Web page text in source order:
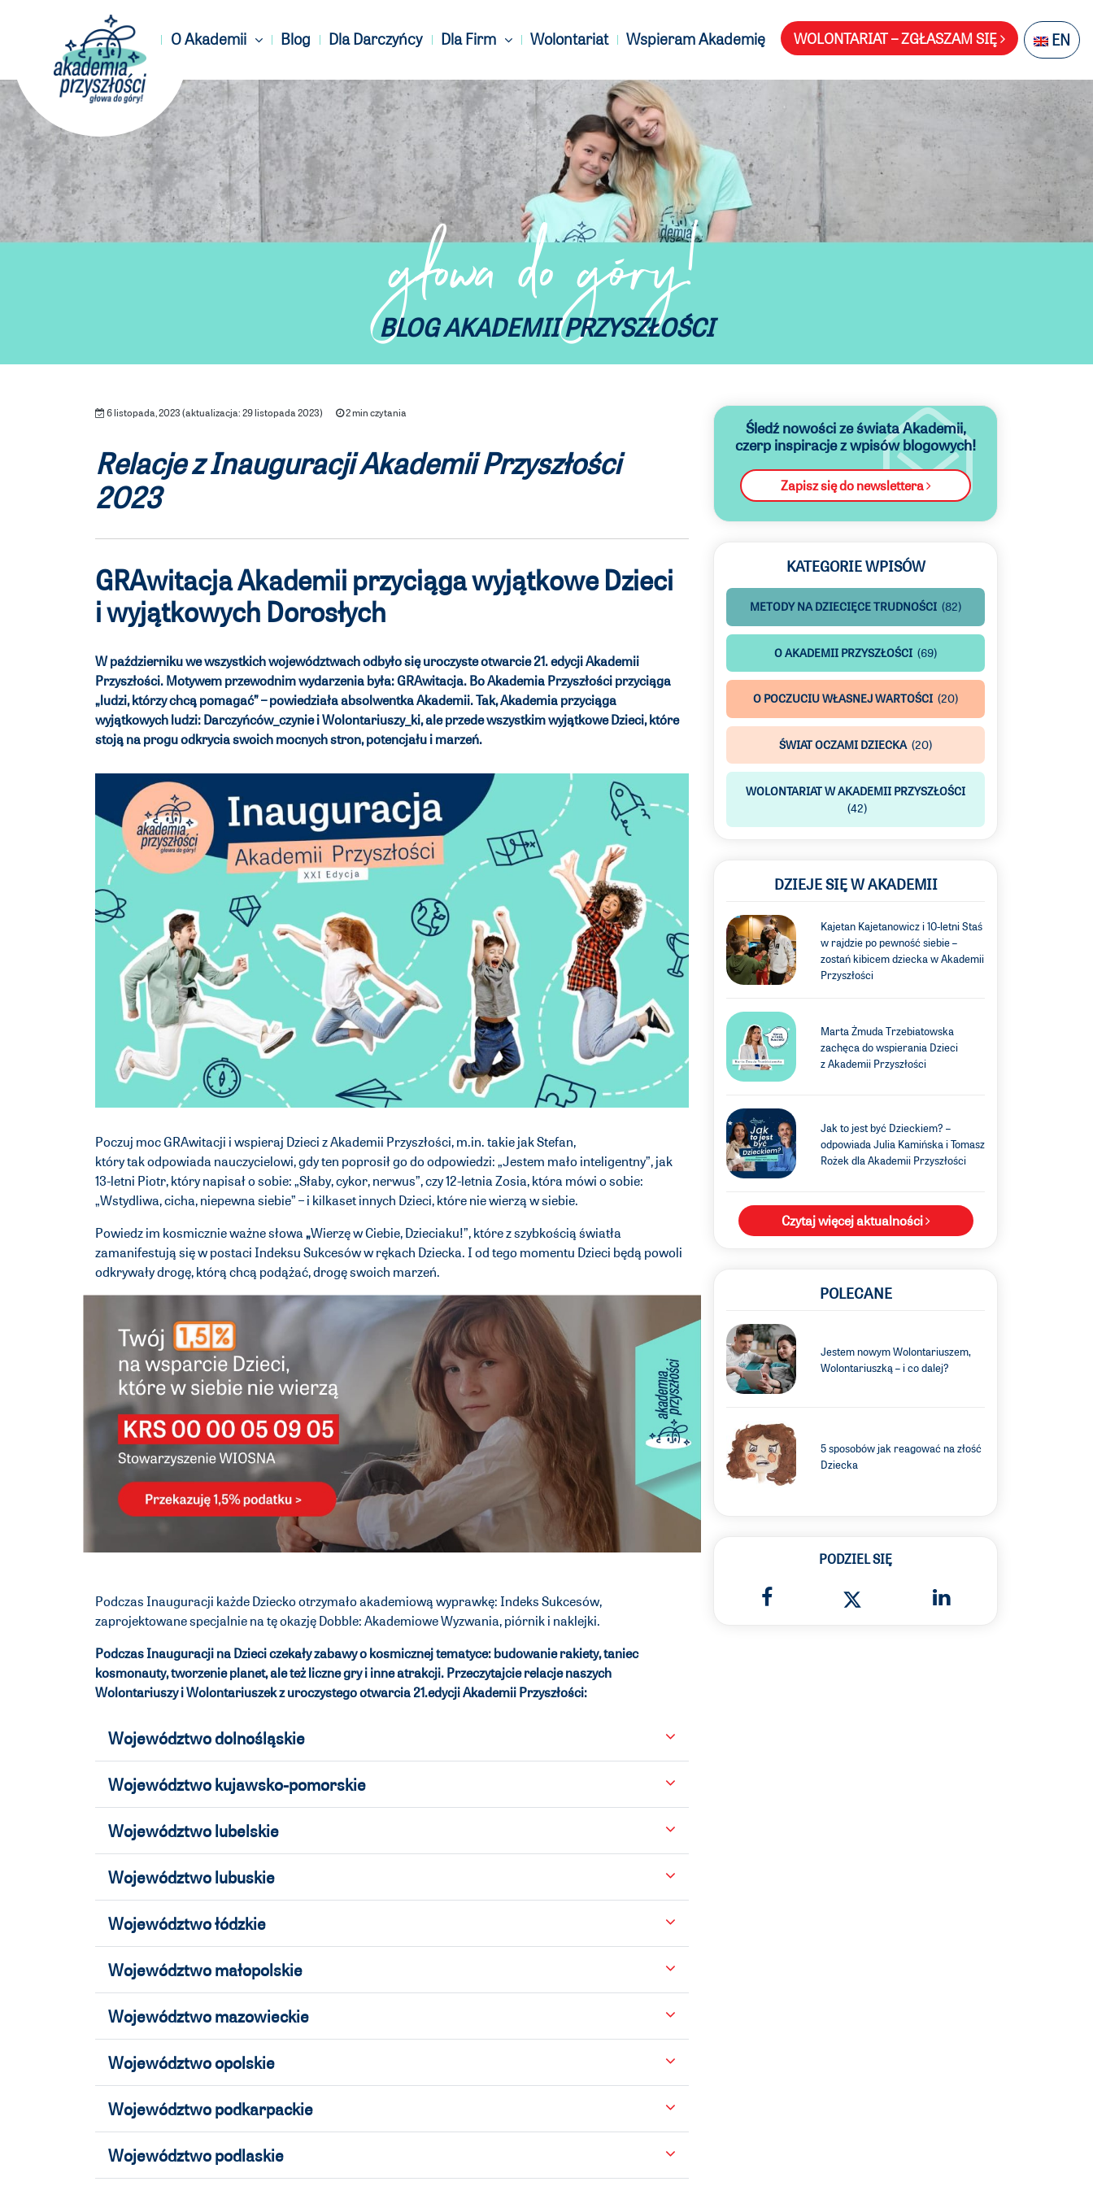
O Akademii Blog Dla Darczyńcy Dla Firm Wolontariat Wspieram Akademię WOLONTARIAT – ZGŁASZAM SIĘ EN
głowa do góry!
BLOG AKADEMII PRZYSZŁOŚCI
6 listopada, 2023 (aktualizacja: 29 listopada 2023) 2 min czytania
Relacje z Inauguracji Akademii Przyszłości
2023
GRAwitacja Akademii przyciąga wyjątkowe Dzieci
i wyjątkowych Dorosłych
W październiku we wszystkich województwach odbyło się uroczyste otwarcie 21. edycji Akademii
Przyszłości. Motywem przewodnim wydarzenia była: GRAwitacja. Bo Akademia Przyszłości przyciąga
„ludzi, którzy chcą pomagać” – powiedziała absolwentka Akademii. Tak, Akademia przyciąga
wyjątkowych ludzi: Darczyńców_czynie i Wolontariuszy_ki, ale przede wszystkim wyjątkowe Dzieci, które
stoją na progu odkrycia swoich mocnych stron, potencjału i marzeń.
Poczuj moc GRAwitacji i wspieraj Dzieci z Akademii Przyszłości, m.in. takie jak Stefan,
który tak odpowiada nauczycielowi, gdy ten poprosił go do odpowiedzi: „Jestem mało inteligentny”, jak
13-letni Piotr, który napisał o sobie: „Słaby, cykor, nerwus”, czy 12-letnia Zosia, która mówi o sobie:
„Wstydliwa, cicha, niepewna siebie” – i kilkaset innych Dzieci, które nie wierzą w siebie.
Powiedz im kosmicznie ważne słowa„Wierzę w Ciebie, Dzieciaku!”, które z szybkością światła
zamanifestują się w postaci Indeksu Sukcesów w rękach Dziecka. I od tego momentu Dzieci będą powoli
odkrywały drogę, którą chcą podążać, drogę swoich marzeń.
Podczas Inauguracji każde Dziecko otrzymało akademiową wyprawkę: Indeks Sukcesów,
zaprojektowane specjalnie na tę okazję Dobble: Akademiowe Wyzwania, piórnik i naklejki.
Podczas Inauguracji na Dzieci czekały zabawy o kosmicznej tematyce: budowanie rakiety, taniec
kosmonauty, tworzenie planet, ale też liczne gry i inne atrakcji.Przeczytajcie relacje naszych
Wolontariuszy i Wolontariuszek z uroczystego otwarcia 21.edycji Akademii Przyszłości:
Województwo dolnośląskie
Województwo kujawsko-pomorskie
Województwo lubelskie
Województwo lubuskie
Województwo łódzkie
Województwo małopolskie
Województwo mazowieckie
Województwo opolskie
Województwo podkarpackie
Województwo podlaskie
Śledź nowości ze świata Akademii,
czerp inspiracje z wpisów blogowych!
Zapisz się do newslettera
KATEGORIE WPISÓW
METODY NA DZIECIĘCE TRUDNOŚCI (82)
O AKADEMII PRZYSZŁOŚCI (69)
O POCZUCIU WŁASNEJ WARTOŚCI (20)
ŚWIAT OCZAMI DZIECKA (20)
WOLONTARIAT W AKADEMII PRZYSZŁOŚCI
(42)
DZIEJE SIĘ W AKADEMII
Kajetan Kajetanowicz i 10-letni Staś
w rajdzie po pewność siebie –
zostań kibicem dziecka w Akademii
Przyszłości
Marta Żmuda Trzebiatowska
zachęca do wspierania Dzieci
z Akademii Przyszłości
Jak to jest być Dzieckiem? –
odpowiada Julia Kamińska i Tomasz
Rożek dla Akademii Przyszłości
Czytaj więcej aktualności
POLECANE
Jestem nowym Wolontariuszem,
Wolontariuszką – i co dalej?
5 sposobów jak reagować na złość
Dziecka
PODZIEL SIĘ